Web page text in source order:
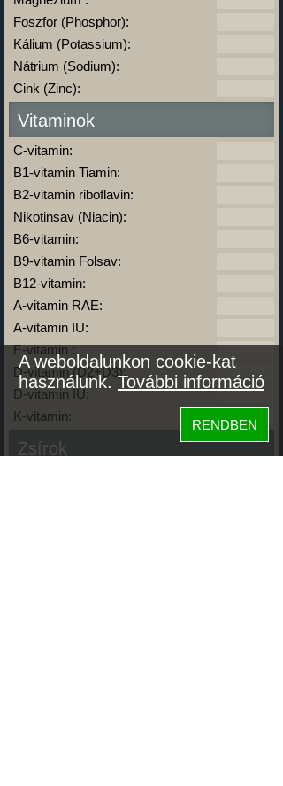
Foszfor (Phosphor):
Kálium (Potassium):
Nátrium (Sodium):
Cink (Zinc):
Vitaminok
C-vitamin:
B1-vitamin Tiamin:
B2-vitamin riboflavin:
Nikotinsav (Niacin):
B6-vitamin:
B9-vitamin Folsav:
B12-vitamin:
A-vitamin RAE:
A-vitamin IU:
E-vitamin :
D-vitamin (D2+D3):
D-vitamin IU:
K-vitamin:
Zsírok
A weboldalunkon cookie-kat
használunk.További információ
RENDBEN